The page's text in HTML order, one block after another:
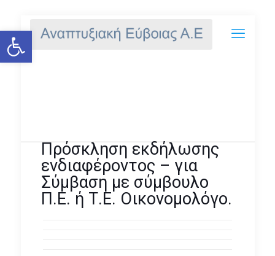
Ανοίξτε τη γραμμή εργαλείων
Πρόσκληση εκδήλωσης
ενδιαφέροντος – για
Σύμβαση με σύμβουλο
Π.Ε. ή Τ.Ε. Οικονομολόγο.